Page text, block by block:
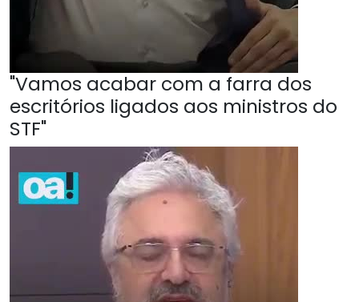
"Vamos acabar com a farra dos
escritórios ligados aos ministros do
STF"